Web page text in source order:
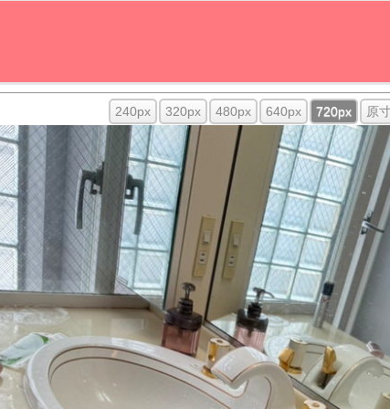
240px 320px 480px 640px 720px 原